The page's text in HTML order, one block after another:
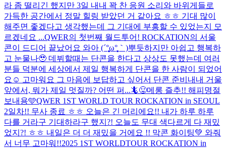
라 좀 떨리긴 했지만 3일 내내 꽉 찬 응원 소리와 바위게들로
가득한 공간에서 정말 힐링 받았던 거 같아요 ㅎㅎ 기대 많이
해주면 좋겠다고 생각했는데 그 기대에 부흥할 수 있었는지 모
르겠네요 ...QWER의 첫번째 월드투어! ROCKATION의 서울
콘이 드디어 끝났어요 와아 (´°̥̥̥̥̥̥̥̥ω°̥̥̥̥̥̥̥̥｀)뿌듯하지만 아쉽고 행복하
고 눈물나🥹 데뷔할때는 단콘을 한다고 상상도 못했는데 여러
분들 덕분에 세상에서 제일 행복하게 단콘을 한 사람이 되었어
요☺️ 고마워요 그 마음에 보답하고 싶어서 단콘 준비내내 거울
앞에서, 뭐가 제일 멋질까? 어떤 퍼...🦎😛메롱 즐추!! 해피명절
보내용🩵QWER 1ST WORLD TOUR ROCKATION in SEOUL
2일차!! 무사 종료 ㅎㅎ 오늘은 긴 머리에요!! 내가 하루 하루
다를 거라구 기대하라구 했지?! 오늘도 무대 색다르게 다 재밌
었지?! ㅎㅎ 내일은 더 더 재밌을 거에요 !! 막콘 화이팅💚 와줘
서 너무 고마워!!2025 1ST WORLDTOUR ROCKATION in